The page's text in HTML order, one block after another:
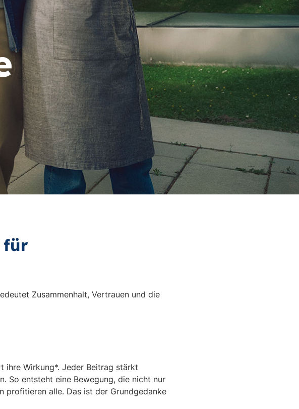
für
Zusammenhalt, Vertrauen und die
ihre Wirkung*. Jeder Beitrag stärkt
So entsteht eine Bewegung, die nicht nur
profitieren alle. Das ist der Grundgedanke